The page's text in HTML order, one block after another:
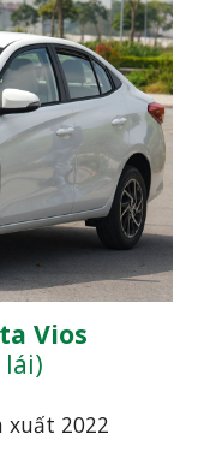
Vios
xuất 2022